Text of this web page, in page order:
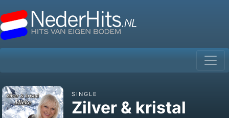
SINGLE
Zilver & kristal